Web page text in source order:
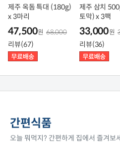
제주 옥돔 특대 (180g)
x 3마리
47,500원 68,000
리뷰(67)
제주 삼치
토막) x 3팩
33,000원
리뷰(36)
간편식품
오늘 뭐먹지? 간편하게 집에서 즐겨보